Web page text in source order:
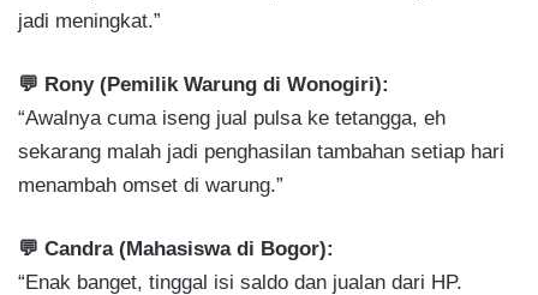
jadi meningkat.”
💬 Rony (Pemilik Warung di Wonogiri):
“Awalnya cuma iseng jual pulsa ke tetangga, eh
sekarang malah jadi penghasilan tambahan setiap hari
menambah omset di warung.”
💬 Candra (Mahasiswa di Bogor):
“Enak banget, tinggal isi saldo dan jualan dari HP.